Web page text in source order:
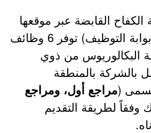
القابضة عبر موقعها
الإلكتروني (بوابة التوظيف) توفر 6 وظائف
البكالوريوس من ذوي
بالشركة بالمنطقة
(مراجع أول، ومراجع
وفقاً لطريقة التقديم